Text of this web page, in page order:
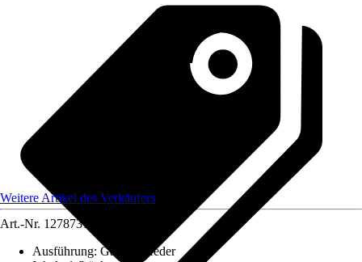
Weitere Artikel des Verkäufers
Art.-Nr. 12787315
Ausführung: Gasdruckfeder